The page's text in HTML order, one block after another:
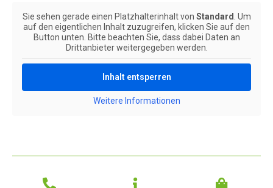
Sie sehen gerade einen Platzhalterinhalt von Standard . Um
auf den eigentlichen Inhalt zuzugreifen, klicken Sie auf den
Button unten. Bitte beachten Sie, dass dabei Daten an
Drittanbieter weitergegeben werden.
Inhalt entsperren
Weitere Informationen